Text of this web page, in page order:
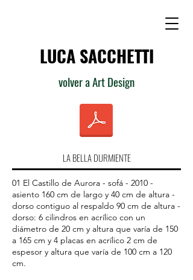
LUCA SACCHETTI
volver a Art Design
LA BELLA DURMIENTE
01 El Castillo de Aurora - sofá - 2010 -
asiento 160 cm de largo y 40 cm de altura -
dorso contiguo al respaldo 90 cm de altura -
dorso: 6 cilindros en acrílico con un
diámetro de 20 cm y altura que varía de 150
a 165 cm y 4 placas en acrílico 2 cm de
espesor y altura que varía de 100 cm a 120
cm.